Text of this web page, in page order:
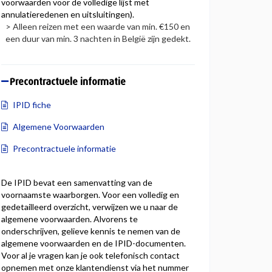
voorwaarden voor de volledige lijst met
annulatieredenen en uitsluitingen).
> Alleen reizen met een waarde van min. €150 en
een duur van min. 3 nachten in België zijn gedekt.
Precontractuele informatie
IPID fiche
Algemene Voorwaarden
Precontractuele informatie
De IPID bevat een samenvatting van de
voornaamste waarborgen. Voor een volledig en
gedetailleerd overzicht, verwijzen we u naar de
algemene voorwaarden. Alvorens te
onderschrijven, gelieve kennis te nemen van de
algemene voorwaarden en de IPID-documenten.
Voor al je vragen kan je ook telefonisch contact
opnemen met onze klantendienst via het nummer